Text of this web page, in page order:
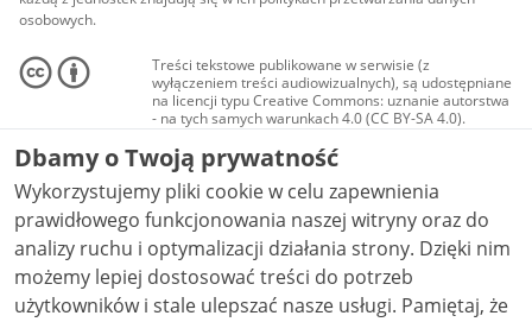
osobowych.
Treści tekstowe publikowane w serwisie (z
wyłączeniem treści audiowizualnych), są udostępniane
na licencji typu Creative Commons: uznanie autorstwa
- na tych samych warunkach 4.0 (CC BY-SA 4.0).
Materiały audiowizualne, w tym zdjęcia, materiały
audio i wideo, są udostępniane na licencji typu
Creative Commons: uznanie autorstwa użycie
niekomercyjne - bez utworów zależnych 4.0 (CC BY-
NC-ND 4.0), o ile nie jest to stwierdzone inaczej.
Dbamy o Twoją prywatność
Wykorzystujemy pliki cookie w celu zapewnienia
prawidłowego funkcjonowania naszej witryny oraz do
analizy ruchu i optymalizacji działania strony. Dzięki nim
możemy lepiej dostosować treści do potrzeb
użytkowników i stale ulepszać nasze usługi. Pamiętaj, że